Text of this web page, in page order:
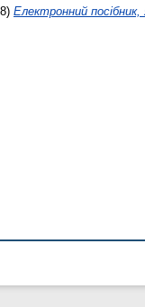
Електронний посiбник,